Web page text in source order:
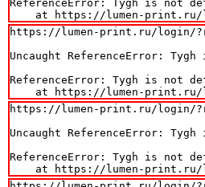
ReferenceError: Tygh is not
at https://lumen-
https://lumen-print.ru/login/
Uncaught ReferenceError:
ReferenceError: Tygh is not
at https://lumen-
https://lumen-print.ru/login/
Uncaught ReferenceError:
ReferenceError: Tygh is not
at https://lumen-